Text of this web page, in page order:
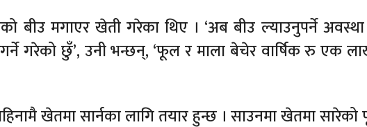
बीउ मगाएर खेती गरेका थिए । ‘अब बीउ ल्याउनुपर्ने
गरेको छुँ’, उनी भन्छन्, ‘फूल र माला बेचेर वार्षिक रु एक
खेतमा सार्नका लागि तयार हुन्छ । साउनमा खेतमा